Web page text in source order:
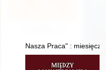
Nasza Praca" :